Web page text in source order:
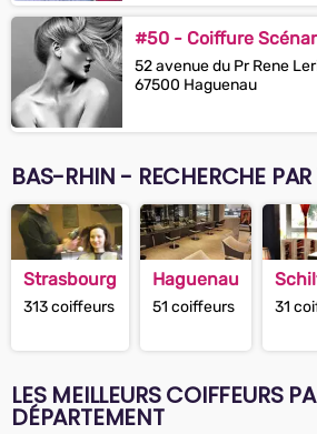
#50 - Coiffure
52 avenue du Pr Rene
67500 Haguenau
BAS-RHIN - RECHERCHE PAR
Strasbourg
313 coiffeurs
Haguenau
51 coiffeurs 31
LES MEILLEURS COIFFEURS
DÉPARTEMENT